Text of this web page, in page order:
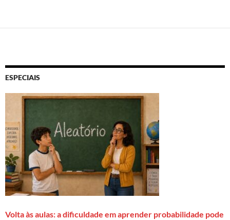
posts
ESPECIAIS
Volta às aulas: a dificuldade em aprender probabilidade pode